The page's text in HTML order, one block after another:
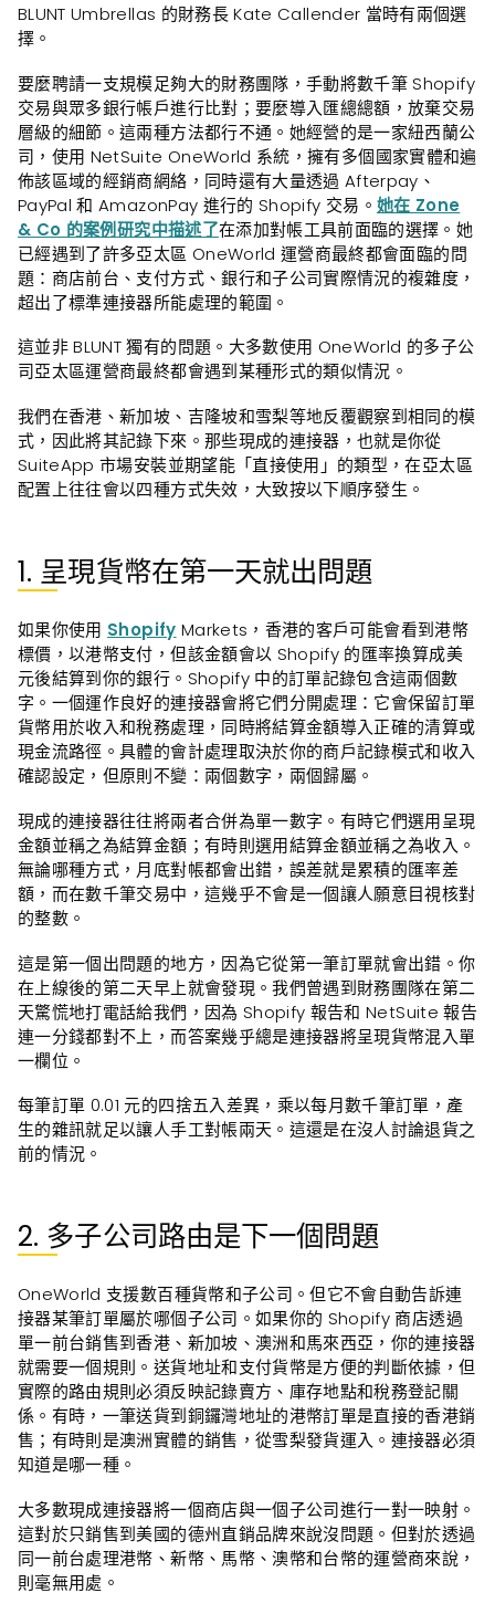
BLUNT Umbrellas 的財務長 Kate Callender 當時有兩個選
擇。
要麼聘請一支規模足夠大的財務團隊，手動將數千筆 Shopify
交易與眾多銀行帳戶進行比對；要麼導入匯總總額，放棄交易
層級的細節。這兩種方法都行不通。她經營的是一家紐西蘭公
司，使用 NetSuite OneWorld 系統，擁有多個國家實體和遍
佈該區域的經銷商網絡，同時還有大量透過 Afterpay、
PayPal 和 AmazonPay 進行的 Shopify 交易。 她在 Zone
& Co 的案例研究中描述了在添加對帳工具前面臨的選擇。她
已經遇到了許多亞太區 OneWorld 運營商最終都會面臨的問
題：商店前台、支付方式、銀行和子公司實際情況的複雜度，
超出了標準連接器所能處理的範圍。
這並非 BLUNT 獨有的問題。大多數使用 OneWorld 的多子公
司亞太區運營商最終都會遇到某種形式的類似情況。
我們在香港、新加坡、吉隆坡和雪梨等地反覆觀察到相同的模
式，因此將其記錄下來。那些現成的連接器，也就是你從
SuiteApp 市場安裝並期望能「直接使用」的類型，在亞太區
配置上往往會以四種方式失效，大致按以下順序發生。
1. 呈現貨幣在第一天就出問題
如果你使用 Shopify Markets，香港的客戶可能會看到港幣
標價，以港幣支付，但該金額會以 Shopify 的匯率換算成美
元後結算到你的銀行。Shopify 中的訂單記錄包含這兩個數
字。一個運作良好的連接器會將它們分開處理：它會保留訂單
貨幣用於收入和稅務處理，同時將結算金額導入正確的清算或
現金流路徑。具體的會計處理取決於你的商戶記錄模式和收入
確認設定，但原則不變：兩個數字，兩個歸屬。
現成的連接器往往將兩者合併為單一數字。有時它們選用呈現
金額並稱之為結算金額；有時則選用結算金額並稱之為收入。
無論哪種方式，月底對帳都會出錯，誤差就是累積的匯率差
額，而在數千筆交易中，這幾乎不會是一個讓人願意目視核對
的整數。
這是第一個出問題的地方，因為它從第一筆訂單就會出錯。你
在上線後的第二天早上就會發現。我們曾遇到財務團隊在第二
天驚慌地打電話給我們，因為 Shopify 報告和 NetSuite 報告
連一分錢都對不上，而答案幾乎總是連接器將呈現貨幣混入單
一欄位。
每筆訂單 0.01 元的四捨五入差異，乘以每月數千筆訂單，產
生的雜訊就足以讓人手工對帳兩天。這還是在沒人討論退貨之
前的情況。
2. 多子公司路由是下一個問題
OneWorld 支援數百種貨幣和子公司。但它不會自動告訴連
接器某筆訂單屬於哪個子公司。如果你的 Shopify 商店透過
單一前台銷售到香港、新加坡、澳洲和馬來西亞，你的連接器
就需要一個規則。送貨地址和支付貨幣是方便的判斷依據，但
實際的路由規則必須反映記錄賣方、庫存地點和稅務登記關
係。有時，一筆送貨到銅鑼灣地址的港幣訂單是直接的香港銷
售；有時則是澳洲實體的銷售，從雪梨發貨運入。連接器必須
知道是哪一種。
大多數現成連接器將一個商店與一個子公司進行一對一映射。
這對於只銷售到美國的德州直銷品牌來說沒問題。但對於透過
同一前台處理港幣、新幣、馬幣、澳幣和台幣的運營商來說，
則毫無用處。